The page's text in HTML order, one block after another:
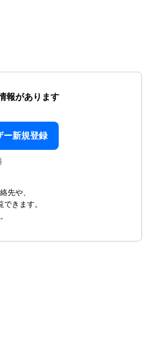
報があります
ー新規登録
先や、
きます。